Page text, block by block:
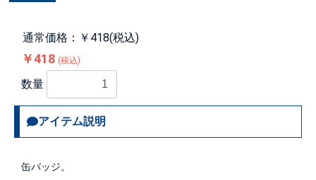
通常価格：￥418(税込)
￥418 (税込)
数量
アイテム説明
缶バッジ。